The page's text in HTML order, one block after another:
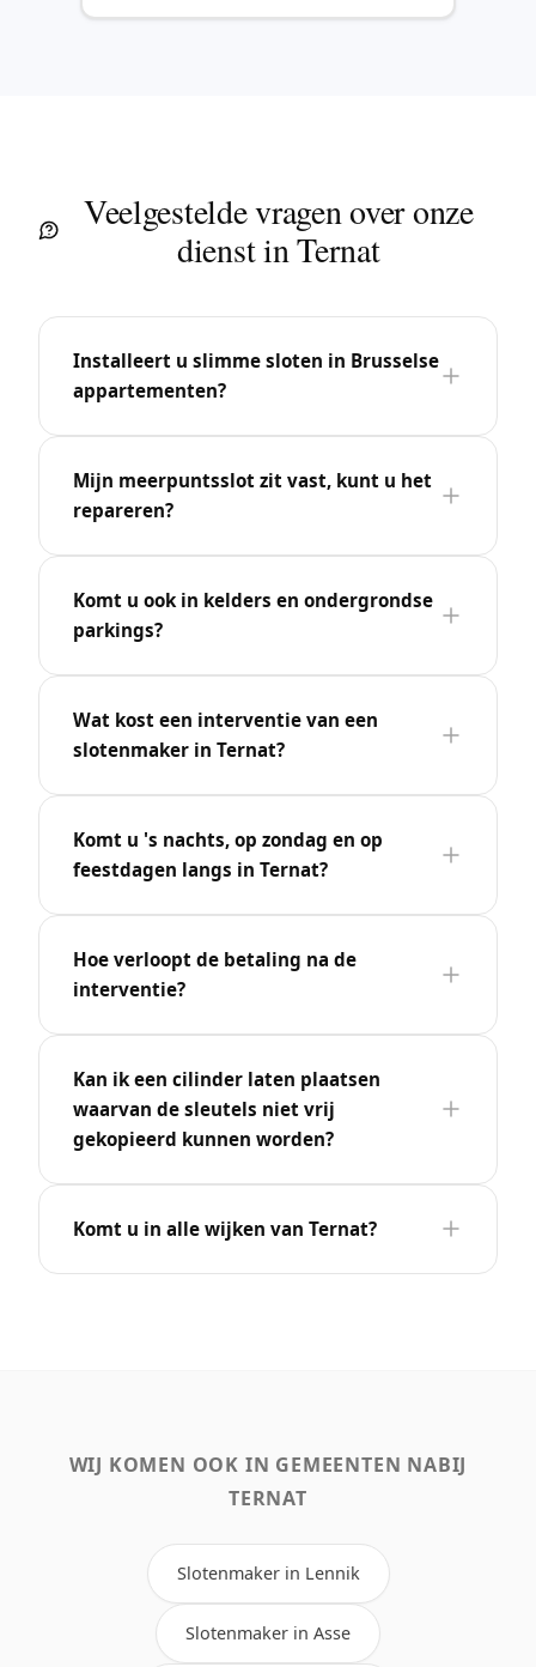
Veelgestelde vragen over onze
dienst in Ternat
Installeert u slimme sloten in Brusselse
appartementen?
Mijn meerpuntsslot zit vast, kunt u het
repareren?
Komt u ook in kelders en ondergrondse
parkings?
Wat kost een interventie van een
slotenmaker in Ternat?
Komt u 's nachts, op zondag en op
feestdagen langs in Ternat?
Hoe verloopt de betaling na de
interventie?
Kan ik een cilinder laten plaatsen
waarvan de sleutels niet vrij
gekopieerd kunnen worden?
Komt u in alle wijken van Ternat?
WIJ KOMEN OOK IN GEMEENTEN NABIJ
TERNAT
Slotenmaker in Lennik
Slotenmaker in Asse